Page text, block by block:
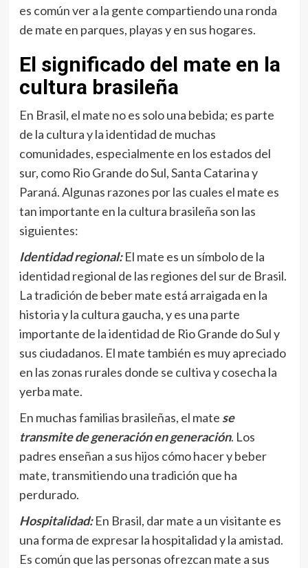
es común ver a la gente compartiendo una ronda
de mate en parques, playas y en sus hogares.
El significado del mate en la
cultura brasileña
En Brasil, el mate no es solo una bebida; es parte
de la cultura y la identidad de muchas
comunidades, especialmente en los estados del
sur, como Rio Grande do Sul, Santa Catarina y
Paraná. Algunas razones por las cuales el mate es
tan importante en la cultura brasileña son las
siguientes:
Identidad regional:El mate es un símbolo de la
identidad regional de las regiones del sur de Brasil.
La tradición de beber mate está arraigada en la
historia y la cultura gaucha, y es una parte
importante de la identidad de Rio Grande do Sul y
sus ciudadanos. El mate también es muy apreciado
en las zonas rurales donde se cultiva y cosecha la
yerba mate.
En muchas familias brasileñas, el mate se
transmite de generación en generación. Los
padres enseñan a sus hijos cómo hacer y beber
mate, transmitiendo una tradición que ha
perdurado.
Hospitalidad:En Brasil, dar mate a un visitante es
una forma de expresar la hospitalidad y la amistad.
Es común que las personas ofrezcan mate a sus